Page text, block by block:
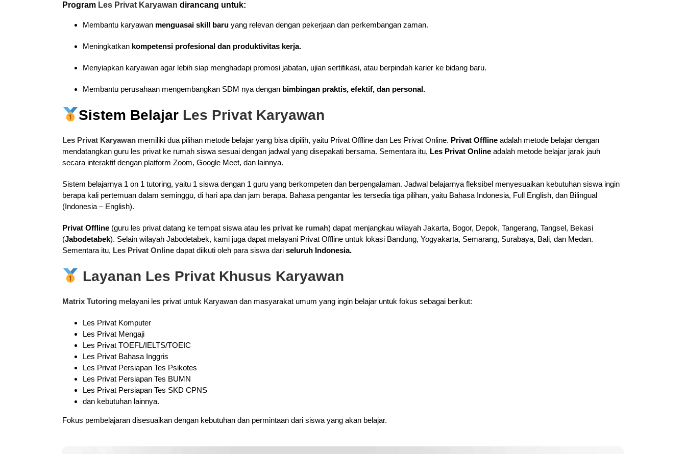
Program Les Privat Karyawan dirancang untuk:
Membantu karyawan menguasai skill baruyang relevan dengan pekerjaan dan perkembangan zaman.
Meningkatkan kompetensi profesional dan produktivitas kerja.
Menyiapkan karyawan agar lebih siap menghadapi promosi jabatan, ujian sertifikasi, atau berpindah karier ke bidang baru.
Membantu perusahaan mengembangkan SDM nya dengan bimbingan praktis, efektif, dan personal.
Sistem Belajar Les Privat Karyawan
Les Privat Karyawanmemiliki dua pilihan metode belajar yang bisa dipilih, yaitu Privat Offline dan Les Privat Online. Privat Offlineadalah metode belajar dengan
mendatangkan guru les privat ke rumah siswa sesuai dengan jadwal yang disepakati bersama. Sementara itu, Les Privat Onlineadalah metode belajar jarak jauh
secara interaktif dengan platform Zoom, Google Meet, dan lainnya.
Sistem belajarnya 1 on 1 tutoring, yaitu 1 siswa dengan 1 guru yang berkompeten dan berpengalaman. Jadwal belajarnya fleksibel menyesuaikan kebutuhan siswa ingin
berapa kali pertemuan dalam seminggu, di hari apa dan jam berapa. Bahasa pengantar les tersedia tiga pilihan, yaitu Bahasa Indonesia, Full English, dan Bilingual
(Indonesia – English).
Privat Offline(guru les privat datang ke tempat siswa ataules privat ke rumah) dapat menjangkau wilayah Jakarta, Bogor, Depok, Tangerang, Tangsel, Bekasi
(Jabodetabek). Selain wilayah Jabodetabek, kami juga dapat melayani Privat Offline untuk lokasi Bandung, Yogyakarta, Semarang, Surabaya, Bali, dan Medan.
Sementara itu, Les Privat Onlinedapat diikuti oleh para siswa dari seluruh Indonesia.
Layanan Les Privat Khusus Karyawan
Matrix Tutoring melayani les privat untuk Karyawan dan masyarakat umum yang ingin belajar untuk fokus sebagai berikut:
Les Privat Komputer
Les Privat Mengaji
Les Privat TOEFL/IELTS/TOEIC
Les Privat Bahasa Inggris
Les Privat Persiapan Tes Psikotes
Les Privat Persiapan Tes BUMN
Les Privat Persiapan Tes SKD CPNS
dan kebutuhan lainnya.
Fokus pembelajaran disesuaikan dengan kebutuhan dan permintaan dari siswa yang akan belajar.